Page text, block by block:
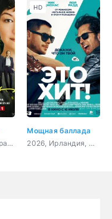
2026, Россия, драма
Мощная баллада
2026, Ирландия, США, мюзикл, драма, комедия, музыка
HD